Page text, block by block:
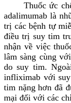
Thuốc ức chế
adalimumab là
trị các bệnh tự
điều trị suy tim
nhận về việc
lâm sàng cùng
do suy tim.
infliximab với
tim nặng hơn đã
mại đối với các